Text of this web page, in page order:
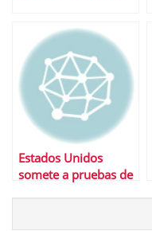
Estados Unidos
somete a pruebas de